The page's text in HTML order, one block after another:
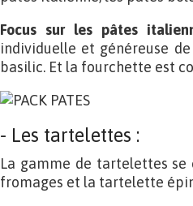
Focus sur les pâtes
individuelle et généreuse
basilic. Et la fourchette est
- Les tartelettes :
La gamme de tartelettes
fromages et la tartelette